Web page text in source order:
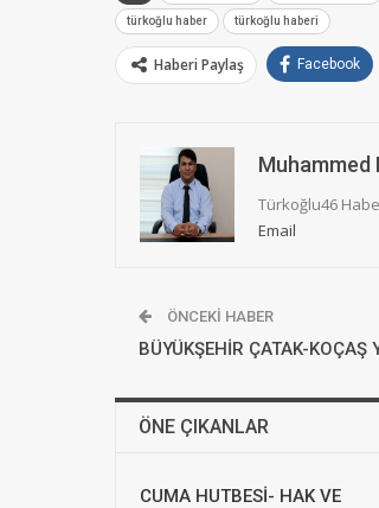
türkoğlu haber türkoğlu haberi
Haberi Paylaş Facebook
Muhammed
Türkoğlu46
Email
ÖNCEKI HABER
BÜYÜKŞEHİR ÇATAK-KOÇAŞ
ÖNE ÇIKANLAR
CUMA HUTBESİ- HAK VE